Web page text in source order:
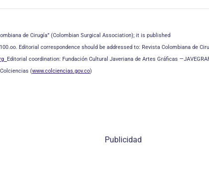
de Cirugía” (Colombian Surgical Association); it is published
Editorial correspondence should be addressed to: Revista Colombiana de
Editorial coordination: Fundación Cultural Javeriana de Artes Gráficas
(www.colciencias.gov.co)
Publicidad